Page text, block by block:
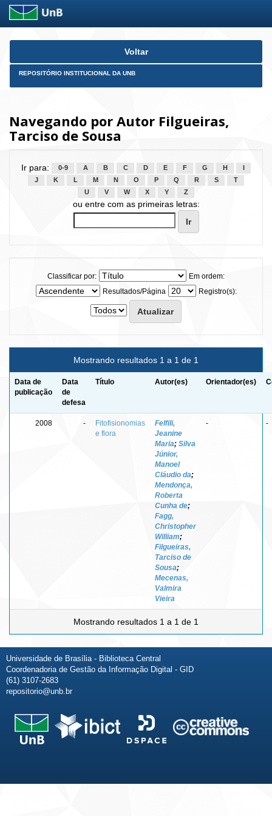
Skip
Voltar
REPOSITÓRIO INSTITUCIONAL DA UNB
Navegando por Autor Filgueiras,
Tarciso de Sousa
Ir para: 0-9 A B C D E F G H
J
K L M N O P Q R S
T
U
V W X Y Z
ou entre com as primeiras letras:
Classificar por:
Em ordem:
Resultados/Página
Registro(s):
Mostrando resultados 1 a 1 de 1
Data de
publicação
Data
de
defesa
Título Autor(es) Orientador(es)
2008 -
Fitofisionomias
e flora
Felﬁli,
Jeanine
Maria; Silva
Júnior,
Manoel
Cláudio da;
Mendonça,
Roberta
Cunha de;
Fagg,
Christopher
William;
Filgueiras,
Tarciso de
Sousa;
Mecenas,
Valmira
Vieira
- -
Mostrando resultados 1 a 1 de 1
Universidade de Brasília - Biblioteca Central
Coordenadoria de Gestão da Informação Digital - GID
(61) 3107-2683
repositorio@unb.br